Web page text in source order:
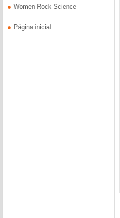
Women Rock Science
Página inicial